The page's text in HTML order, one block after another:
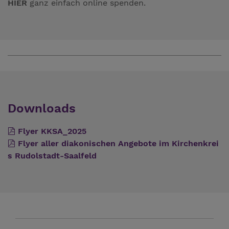
HIER ganz einfach online spenden.
Downloads
Flyer KKSA_2025
Flyer aller diakonischen Angebote im Kirchenkrei
s Rudolstadt-Saalfeld